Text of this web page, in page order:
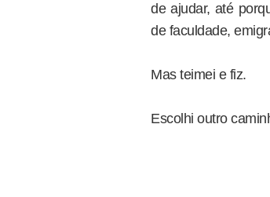
de ajudar, até
de faculdade,
Mas teimei e fiz.
Escolhi outro